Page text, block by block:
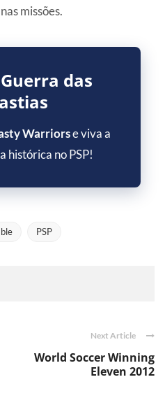
missões.
das
Warriorse viva a
histórica no PSP!
PSP
Next Article
World Soccer Winning
Eleven 2012